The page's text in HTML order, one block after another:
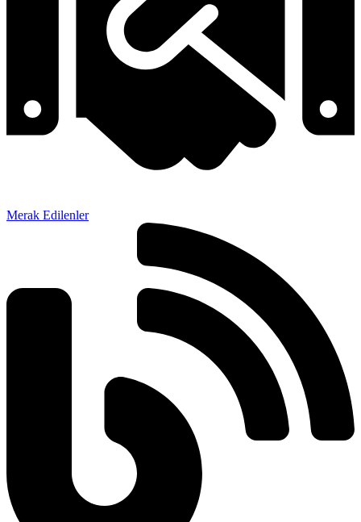
Merak Edilenler